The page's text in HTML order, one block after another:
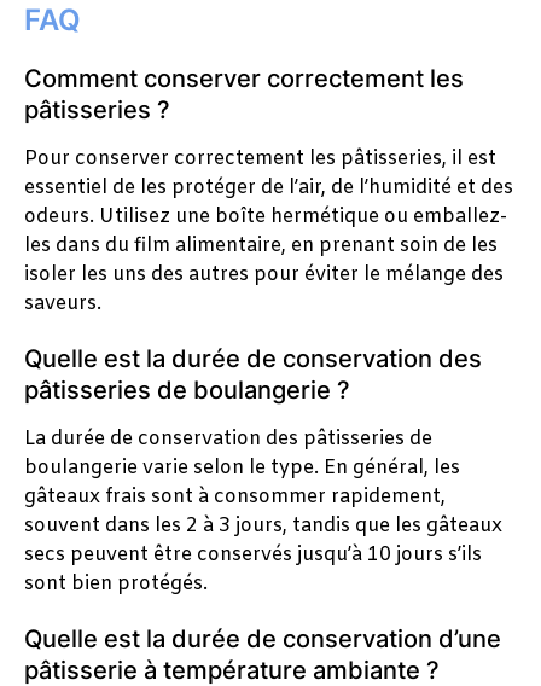
FAQ
Comment conserver correctement les
pâtisseries ?
Pour conserver correctement les pâtisseries, il est
essentiel de les protéger de l’air, de l’humidité et des
odeurs. Utilisez une boîte hermétique ou emballez-
les dans du film alimentaire, en prenant soin de les
isoler les uns des autres pour éviter le mélange des
saveurs.
Quelle est la durée de conservation des
pâtisseries de boulangerie ?
La durée de conservation des pâtisseries de
boulangerie varie selon le type. En général, les
gâteaux frais sont à consommer rapidement,
souvent dans les 2 à 3 jours, tandis que les gâteaux
secs peuvent être conservés jusqu’à 10 jours s’ils
sont bien protégés.
Quelle est la durée de conservation d’une
pâtisserie à température ambiante ?